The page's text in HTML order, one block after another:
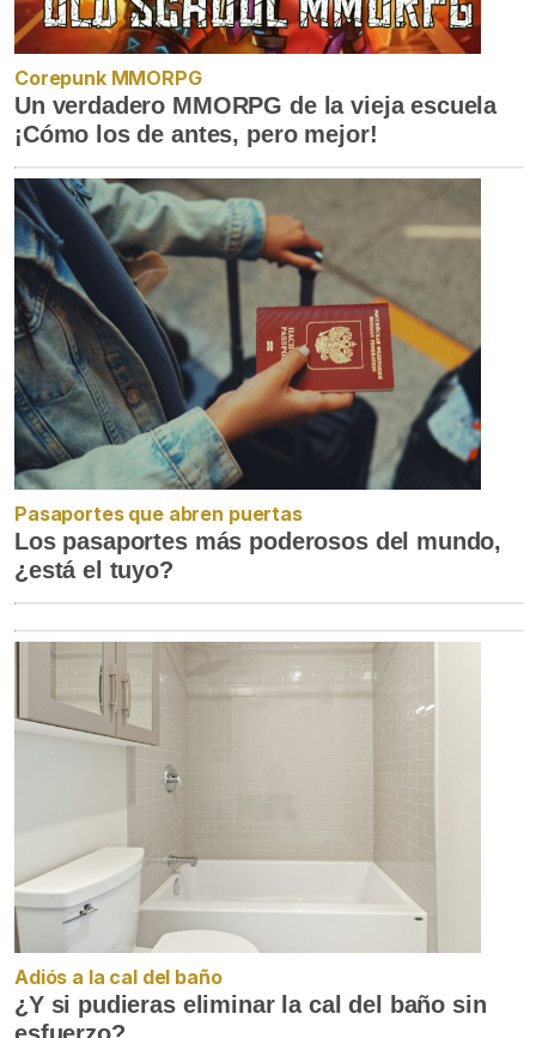
Corepunk MMORPG
Un verdadero MMORPG de la vieja escuela
¡Cómo los de antes, pero mejor!
Pasaportes que abren puertas
Los pasaportes más poderosos del mundo,
¿está el tuyo?
Adiós a la cal del baño
¿Y si pudieras eliminar la cal del baño sin
esfuerzo?